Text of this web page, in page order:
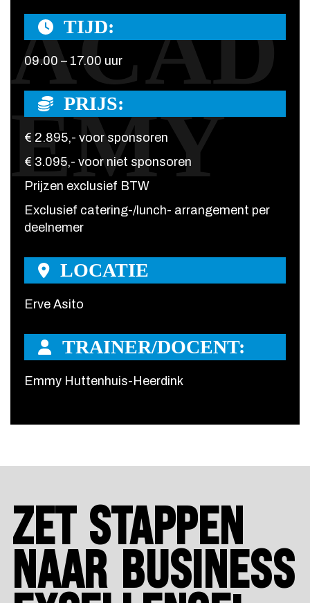
ACAD
EMY
TIJD:
09.00 – 17.00 uur
PRIJS:
€ 2.895,- voor sponsoren
€ 3.095,- voor niet sponsoren
Prijzen exclusief BTW
Exclusief catering-/lunch- arrangement per
deelnemer
LOCATIE
Erve Asito
TRAINER/DOCENT:
Emmy Huttenhuis-Heerdink
ZET STAPPEN
NAAR BUSINESS